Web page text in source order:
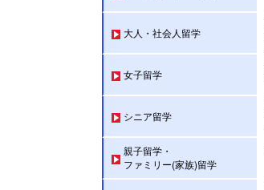
大人・社会人留学
女子留学
シニア留学
親子留学・
ファミリー(家族)留学